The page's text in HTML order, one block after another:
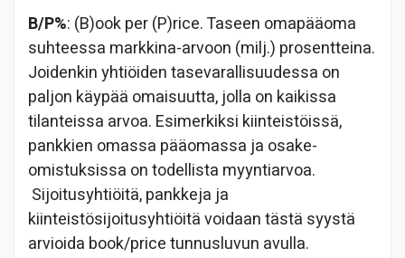
B/P%: (B)ook per (P)rice. Taseen omapääoma
suhteessa markkina-arvoon (milj.) prosentteina.
Joidenkin yhtiöiden tasevarallisuudessa on
paljon käypää omaisuutta, jolla on kaikissa
tilanteissa arvoa. Esimerkiksi kiinteistöissä,
pankkien omassa pääomassa ja osake-
omistuksissa on todellista myyntiarvoa.
Sijoitusyhtiöitä, pankkeja ja
kiinteistösijoitusyhtiöitä voidaan tästä syystä
arvioida book/price tunnusluvun avulla.